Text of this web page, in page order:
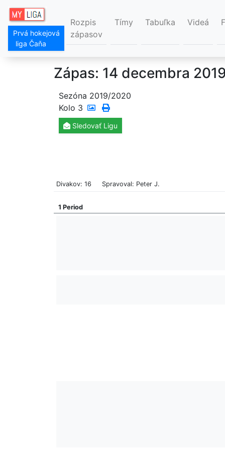
Prvá hokejová
liga Čaňa
Rozpis
zápasov
Tímy Tabuľka Videá
Zápas: 14 decembra
Sezóna 2019/2020
Kolo 3
Sledovať Ligu
Divakov: 16 Spravoval: Peter J.
1 Period